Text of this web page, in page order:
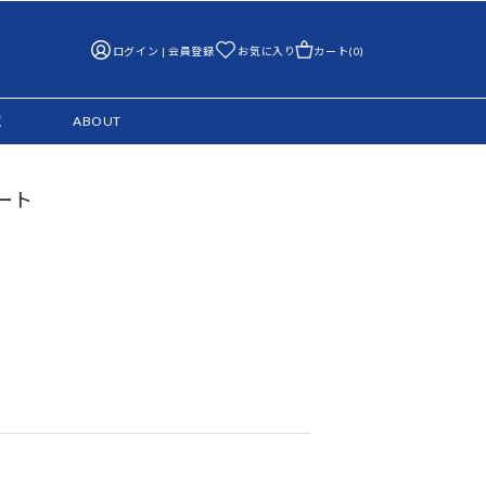
ログイン | 会員登録 お気に入り カート(0)
ABOUT
ト